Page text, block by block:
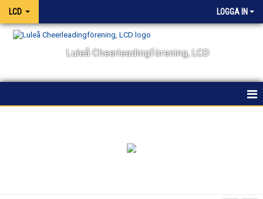
LCD LOGGA IN
Luleå Cheerleadingförening, LCD